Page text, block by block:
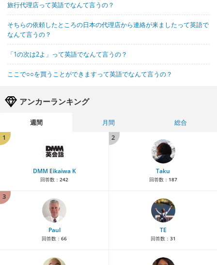
旅行代理店って英語でなんて言うの？
そちらの依頼したところの日本の代理店から連絡が来ましたって英語で
なんて言うの？
「1の次は2よ」って英語でなんて言うの？
ここで○○を買うことができますって英語でなんて言うの？
アンカーランキング
週間 月間
総合
1
DMM Eikaiwa K
回答数： 242
2
Taku
回答数： 187
3
Paul
回答数： 66
TE
回答数： 31